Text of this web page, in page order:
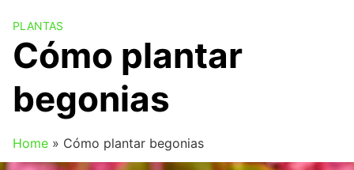
PLANTAS
Cómo plantar
begonias
Home » Cómo plantar begonias